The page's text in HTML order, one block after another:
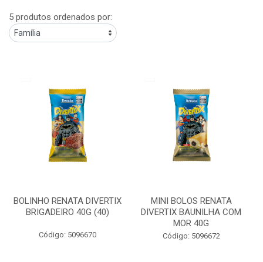
5 produtos ordenados por:
BOLINHO RENATA DIVERTIX
BRIGADEIRO 40G (40)
Código: 5096670
MINI BOLOS RENATA
DIVERTIX BAUNILHA COM
MOR 40G
Código: 5096672